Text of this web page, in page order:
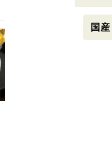
国産